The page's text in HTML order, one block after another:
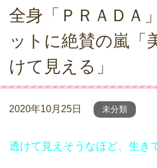
全身「ＰＲＡＤＡ
ットに絶賛の嵐「
けて見える」
2020年10月25日 未分類
透けて見えそうなほど、生き